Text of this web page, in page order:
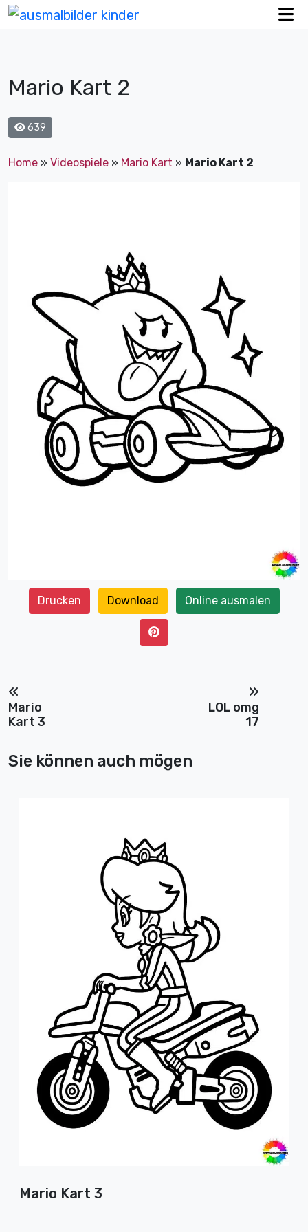
Mario Kart 2
639
Home » Videospiele » Mario Kart » Mario Kart 2
Drucken Download Online ausmalen
Mario
Kart 3
LOL omg
17
Sie können auch mögen
Mario Kart 3